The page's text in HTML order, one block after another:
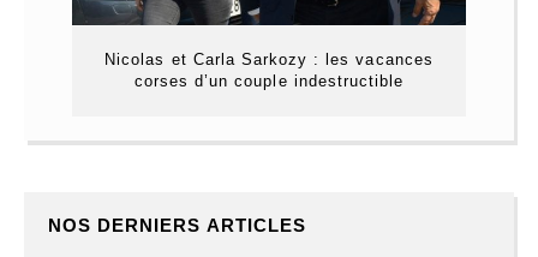
Nicolas et Carla Sarkozy : les vacances
corses d’un couple indestructible
NOS DERNIERS ARTICLES